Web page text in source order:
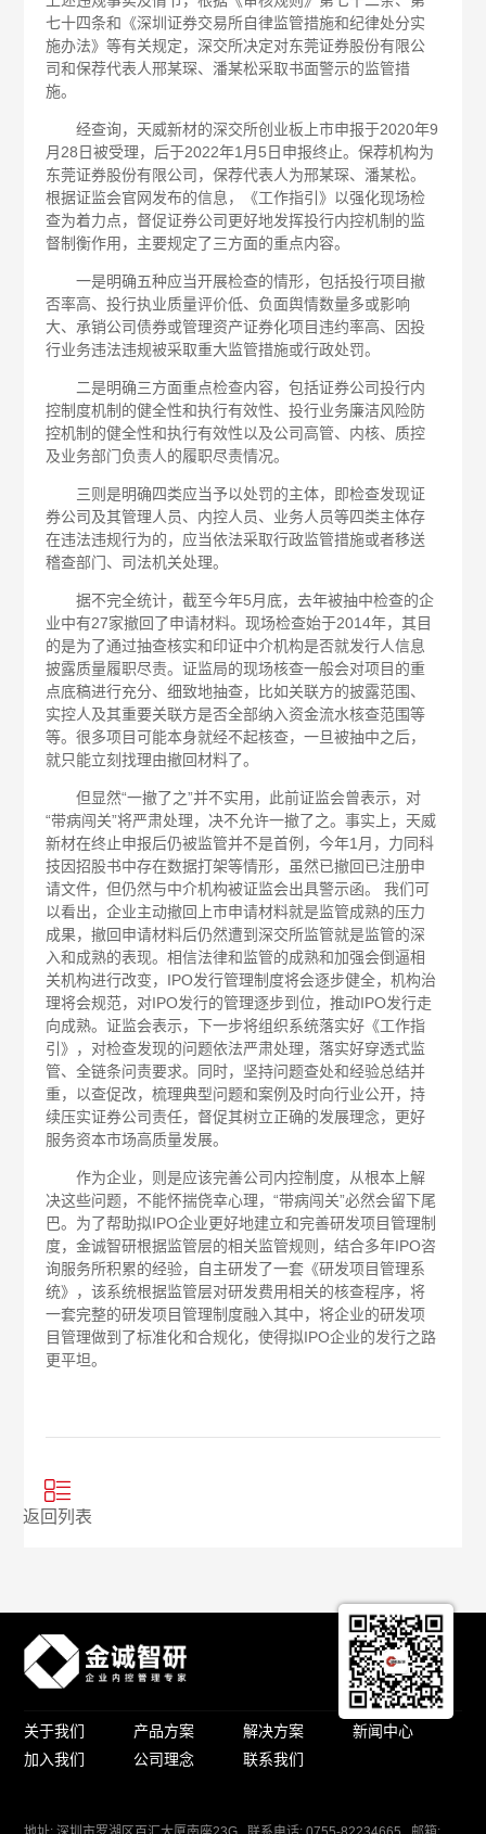
七十四条和《深圳证券交易所自律监管措施和纪律处分实
施办法》等有关规定，深交所决定对东莞证券股份有限公
司和保荐代表人邢某琛、潘某松采取书面警示的监管措
施。
经查询，天威新材的深交所创业板上市申报于2020年9
月28日被受理，后于2022年1月5日申报终止。保荐机构为
东莞证券股份有限公司，保荐代表人为邢某琛、潘某松。
根据证监会官网发布的信息，《工作指引》以强化现场检
查为着力点，督促证券公司更好地发挥投行内控机制的监
督制衡作用，主要规定了三方面的重点内容。
一是明确五种应当开展检查的情形，包括投行项目撤
否率高、投行执业质量评价低、负面舆情数量多或影响
大、承销公司债券或管理资产证券化项目违约率高、因投
行业务违法违规被采取重大监管措施或行政处罚。
二是明确三方面重点检查内容，包括证券公司投行内
控制度机制的健全性和执行有效性、投行业务廉洁风险防
控机制的健全性和执行有效性以及公司高管、内核、质控
及业务部门负责人的履职尽责情况。
三则是明确四类应当予以处罚的主体，即检查发现证
券公司及其管理人员、内控人员、业务人员等四类主体存
在违法违规行为的，应当依法采取行政监管措施或者移送
稽查部门、司法机关处理。
据不完全统计，截至今年5月底，去年被抽中检查的企
业中有27家撤回了申请材料。现场检查始于2014年，其目
的是为了通过抽查核实和印证中介机构是否就发行人信息
披露质量履职尽责。证监局的现场核查一般会对项目的重
点底稿进行充分、细致地抽查，比如关联方的披露范围、
实控人及其重要关联方是否全部纳入资金流水核查范围等
等。很多项目可能本身就经不起核查，一旦被抽中之后，
就只能立刻找理由撤回材料了。
但显然“一撤了之”并不实用，此前证监会曾表示，对
“带病闯关”将严肃处理，决不允许一撤了之。事实上，天威
新材在终止申报后仍被监管并不是首例，今年1月，力同科
技因招股书中存在数据打架等情形，虽然已撤回已注册申
请文件，但仍然与中介机构被证监会出具警示函。 我们可
以看出，企业主动撤回上市申请材料就是监管成熟的压力
成果，撤回申请材料后仍然遭到深交所监管就是监管的深
入和成熟的表现。相信法律和监管的成熟和加强会倒逼相
关机构进行改变，IPO发行管理制度将会逐步健全，机构治
理将会规范，对IPO发行的管理逐步到位，推动IPO发行走
向成熟。证监会表示，下一步将组织系统落实好《工作指
引》，对检查发现的问题依法严肃处理，落实好穿透式监
管、全链条问责要求。同时，坚持问题查处和经验总结并
重，以查促改，梳理典型问题和案例及时向行业公开，持
续压实证券公司责任，督促其树立正确的发展理念，更好
服务资本市场高质量发展。
作为企业，则是应该完善公司内控制度，从根本上解
决这些问题，不能怀揣侥幸心理，“带病闯关”必然会留下尾
巴。为了帮助拟IPO企业更好地建立和完善研发项目管理制
度，金诚智研根据监管层的相关监管规则，结合多年IPO咨
询服务所积累的经验，自主研发了一套《研发项目管理系
统》，该系统根据监管层对研发费用相关的核查程序，将
一套完整的研发项目管理制度融入其中，将企业的研发项
目管理做到了标准化和合规化，使得拟IPO企业的发行之路
更平坦。
返回列表
关于我们 产品方案 解决方案
新闻中心
加入我们
公司理念 联系我们